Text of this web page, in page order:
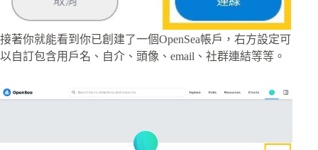
接著你就能看到你已創建了一個OpenSea帳戶，右方設定可
以自訂包含用戶名、自介、頭像、email、社群連結等等。